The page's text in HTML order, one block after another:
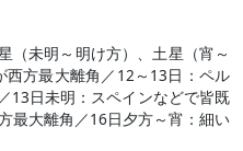
（未明～明け方）、土星（宵～
西方最大離角／12～13日：ペル
13日未明：スペインなどで皆既
最大離角／16日夕方～宵：細い